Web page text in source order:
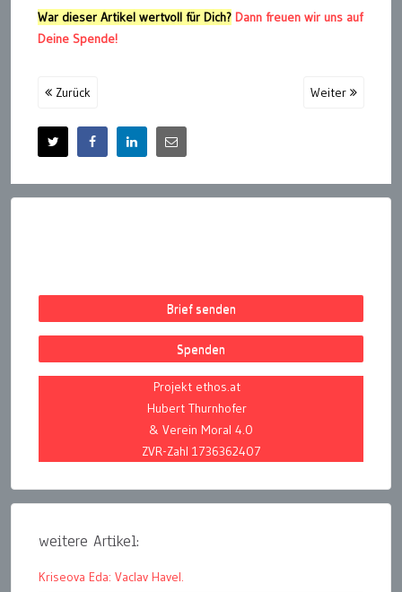
War dieser Artikel wertvoll für Dich? Dann freuen wir uns auf
Deine Spende!
Zurück Weiter
Brief senden
Spenden
Projekt ethos.at
Hubert Thurnhofer
& Verein Moral 4.0
ZVR-Zahl 1736362407
weitere Artikel:
Kriseova Eda: Vaclav Havel.